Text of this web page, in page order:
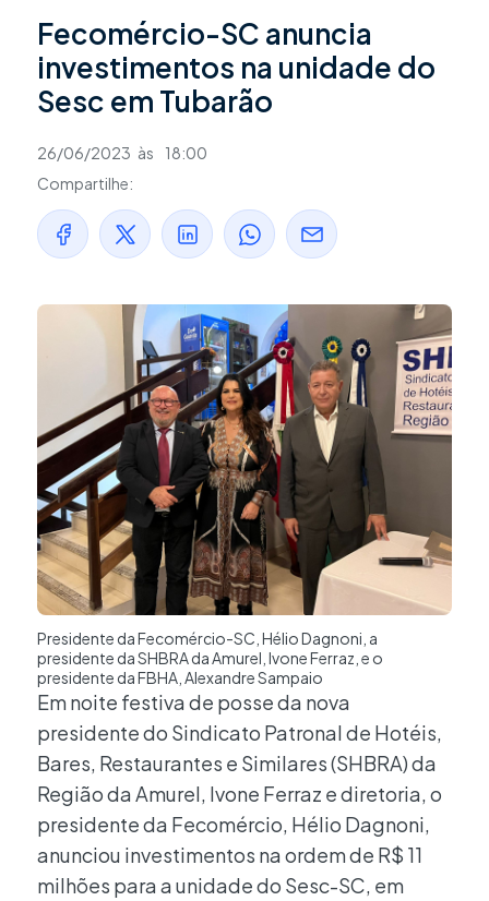
Fecomércio-SC anuncia
investimentos na unidade do
Sesc em Tubarão
26/06/2023 às
18:00
Compartilhe:
Presidente da Fecomércio-SC, Hélio Dagnoni, a
presidente da SHBRA da Amurel, Ivone Ferraz, e o
presidente da FBHA, Alexandre Sampaio
Em noite festiva de posse da nova
presidente do Sindicato Patronal de Hotéis,
Bares, Restaurantes e Similares (SHBRA) da
Região da Amurel, Ivone Ferraz e diretoria, o
presidente da Fecomércio, Hélio Dagnoni,
anunciou investimentos na ordem de R$ 11
milhões para a unidade do Sesc-SC, em